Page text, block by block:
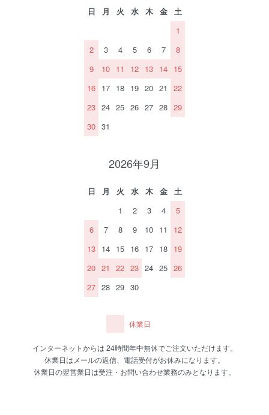
日 月 火 水 木 金
土
1
2
3 4 5 6 7
8
9
10 11 12 13 14 15
16 17 18 19 20 21
22
23 24 25 26 27 28 29
30 31
2026年9月
日 月 火 水 木 金
土
1
2 3 4
5
6
7 8 9 10 11
12
13 14 15 16 17 18 19
20 21 22 23 24 25 26
27 28 29 30
休業日
インターネットからは 24時間年中無休でご注文いただけます。
休業日はメールの返信、電話受付がお休みになります。
休業日の翌営業日は受注・お問い合わせ業務のみとなります。